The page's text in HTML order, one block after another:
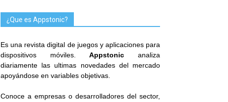
¿Que es Appstonic?
Es una revista digital de juegos y aplicaciones para
dispositivos móviles.Appstonic analiza
diariamente las ultimas novedades del mercado
apoyándose en variables objetivas.
Conoce a empresas o desarrolladores del sector,